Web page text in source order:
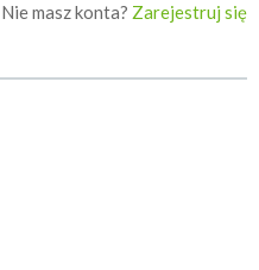
Nie masz konta? Zarejestruj się